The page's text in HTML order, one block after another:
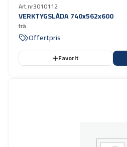
Art.nr3010112
VERKTYGSLÅDA 740x562x600
trä
Offertpris
Favorit